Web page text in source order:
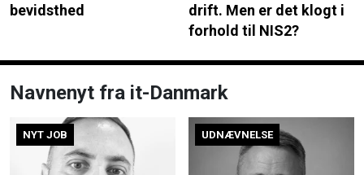
bevidsthed
drift. Men er det klogt i
forhold til NIS2?
Navnenyt fra it-Danmark
NYT JOB UDNÆVNELSE